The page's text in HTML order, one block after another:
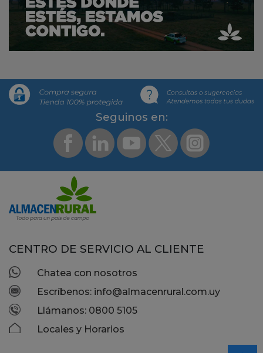
Segui­nos en:
CENTRO DE SERVICIO AL CLIENTE
Chatea con nosotros
Escríbenos: info@almacenrural.com.uy
Llámanos: 0800 5105
Locales y Horarios